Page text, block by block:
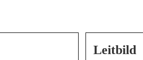
Leitbild